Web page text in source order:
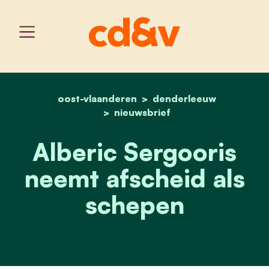
home
oost-vlaanderen
denderleeuw
nieuwsbrief
fruit brengen aan
Alberic Sergooris
neemt afscheid als
schepen